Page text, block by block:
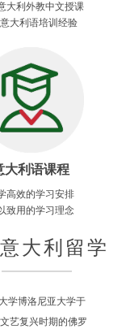
大利外教中文授课
大利语培训经验
大利语课程
高效的学习安排
致用的学习理念
大利留学
学博洛尼亚大学于
艺复兴时期的佛罗